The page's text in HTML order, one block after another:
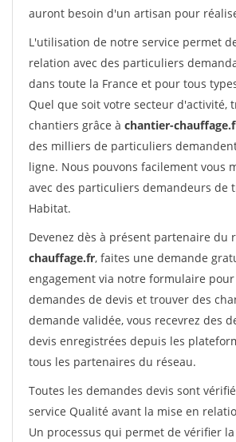
auront besoin d'un artisan pour
L'utilisation de notre service permet
relation avec des particuliers
dans toute la France et pour tous
Quel que soit votre secteur d'activité,
chantiers grâce à chantier-
des milliers de particuliers
ligne. Nous pouvons facilement vous
avec des particuliers demandeurs de
Habitat.
Devenez dès à présent partenaire du
chauffage.fr, faites une demande
engagement via notre formulaire
demandes de devis et trouver des
demande validée, vous recevrez des
devis enregistrées depuis les
tous les partenaires du réseau.
Toutes les demandes devis sont
service Qualité avant la mise en
Un processus qui permet de vérifier